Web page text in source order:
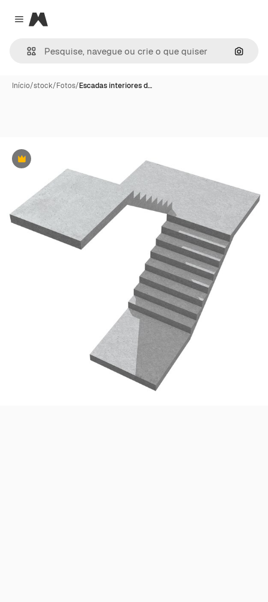
Close menu
Magnific
Início/stock/Fotos/Escadas interiores d…
Premium